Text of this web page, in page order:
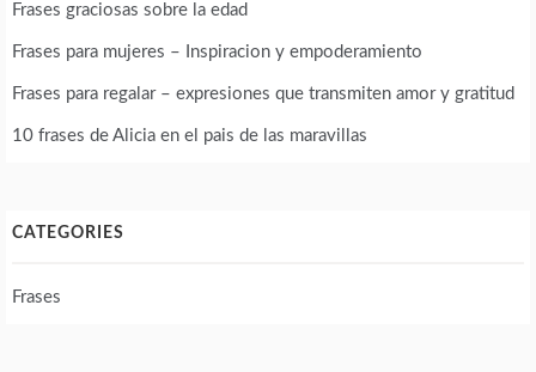
Frases graciosas sobre la edad
Frases para mujeres – Inspiracion y empoderamiento
Frases para regalar – expresiones que transmiten amor y gratitud
10 frases de Alicia en el pais de las maravillas
CATEGORIES
Frases